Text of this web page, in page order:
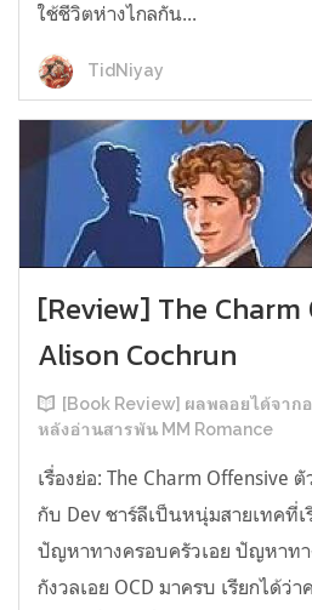
ใช้ชีวิตห่างไกลกัน...
TidNiyay
[Review] The
Alison Cochrun
[Book Review] ผลพลอยได้จาก
หลังอ่านสารพัน MM Romance
เรื่องย่อ: The Charm Offensive
กับ Dev ชาร์ลีเป็นหนุ่มสายเทคที่เ
ปัญหาทางครอบครัวเอย ปัญหาทา
กังวลเอย OCD มาครบ เรียกได้ว่